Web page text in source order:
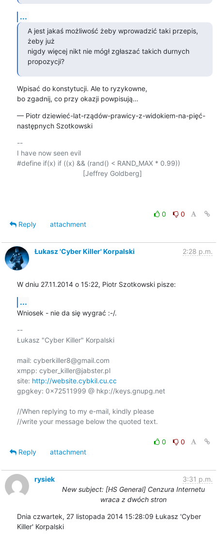
...
A jest jakaś możliwość żeby wprowadzić taki przepis,
żeby już
nigdy więcej nikt nie mógł zgłaszać takich durnych
propozycji?
Wpisać do konstytucji. Ale to ryzykowne,
bo zgadnij, co przy okazji powpisują…
— Piotr dziewieć-lat-rządów-prawicy-z-widokiem-na-pięć-
następnych Szotkowski
--
I have now seen evil
#define if(x) if ((x) && (rand() < RAND_MAX * 0.99))
0
0
Reply
attachment
Łukasz 'Cyber Killer' Korpalski 2:28 p.m.
W dniu 27.11.2014 o 15:22, Piotr Szotkowski pisze:
...
Wniosek - nie da się wygrać :-/.
--
Łukasz "Cyber Killer" Korpalski
mail: cyberkiller8@gmail.com
xmpp: cyber_killer@jabster.pl
site: http://website.cybkil.cu.cc
gpgkey: 0x72511999 @ hkp://keys.gnupg.net
//When replying to my e-mail, kindly please
//write your message below the quoted text.
0
0
Reply
attachment
rysiek
3:31 p.m.
New subject: [HS General] Cenzura Internetu
wraca z dwóch stron
Dnia czwartek, 27 listopada 2014 15:28:09 Łukasz 'Cyber
Killer' Korpalski